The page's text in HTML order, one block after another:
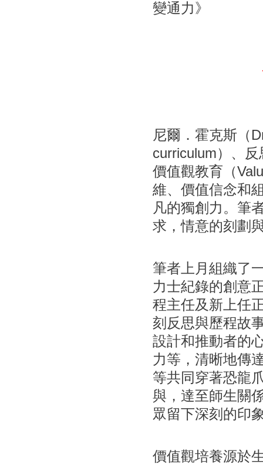
變通力》
尼爾．霍克斯（
curriculum）、
價值觀教育（
維、價值信念和
凡的獨創力。筆
求，情意的刻劃
筆者上月組織了
力士紀錄的創意
程主任及新上任
刻反思與歷程故
設計和推動者的
力等，清晰地傳
等共同穿著恐龍
與，達至師生關
眾留下深刻的印
價值觀培養源於